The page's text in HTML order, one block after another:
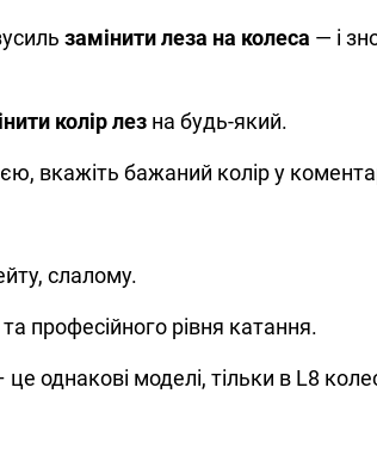
замінити леза на колеса — і
колір лез на будь-який.
вкажіть бажаний колір у
слалому.
професійного рівня катання.
однакові моделі, тільки в L8